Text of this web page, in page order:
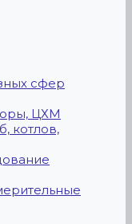
сфер
ЦХМ
котлов,